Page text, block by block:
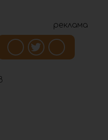
реклама